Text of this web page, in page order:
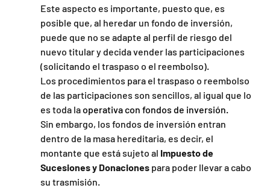
Este aspecto es importante, puesto que, es
posible que, al heredar un fondo de inversión,
puede que no se adapte al perfil de riesgo del
nuevo titular y decida vender las participaciones
(solicitando el traspaso o el reembolso).
Los procedimientos para el traspaso o reembolso
de las participaciones son sencillos, al igual que lo
es toda la operativa con fondos de inversión.
Sin embargo, los fondos de inversión entran
dentro de la masa hereditaria, es decir, el
montante que está sujeto al Impuesto de
Sucesiones y Donaciones para poder llevar a cabo
su trasmisión.